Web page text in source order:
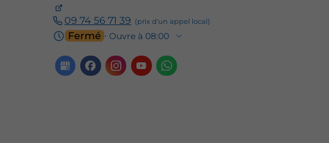
09 74 56 71 39
Fermé ⋅ Ouvre à 08:00